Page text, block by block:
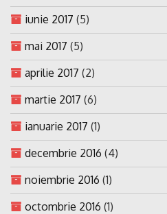
iunie 2017 (5)
mai 2017 (5)
aprilie 2017 (2)
martie 2017 (6)
ianuarie 2017 (1)
decembrie 2016 (4)
noiembrie 2016 (1)
octombrie 2016 (1)